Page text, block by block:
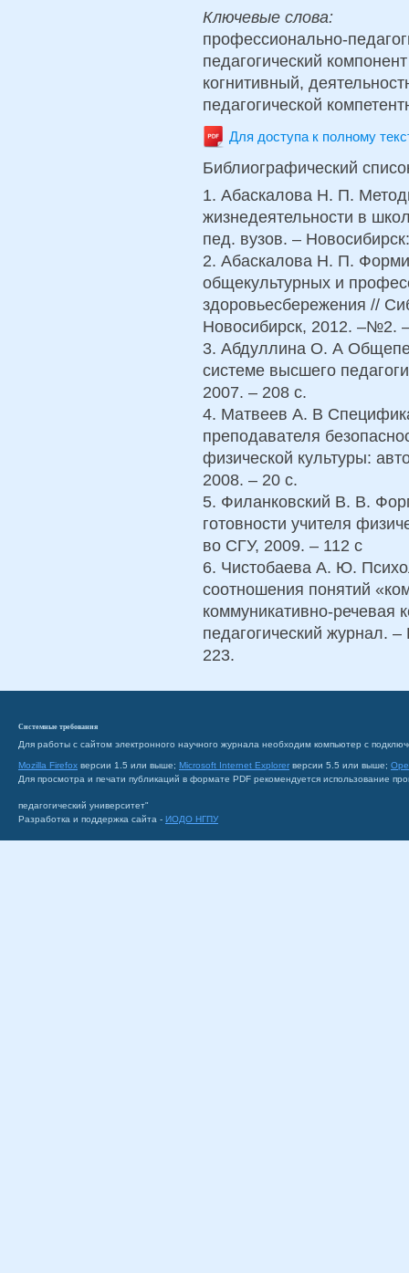
Ключевые слова:
профессионально-
педагогический
когнитивный,
педагогической
Для доступа к полному
Библиографический
1. Абаскалова Н. П.
жизнедеятельности в
пед. вузов. –
2. Абаскалова Н. П.
общекультурных и
здоровьесбережения //
Новосибирск, 2012. –№2.
3. Абдуллина О. А
системе высшего
2007. – 208 с.
4. Матвеев А. В
преподавателя
физической культуры:
2008. – 20 с.
5. Филанковский В. В.
готовности учителя
во СГУ, 2009. – 112 с
6. Чистобаева А. Ю.
соотношения понятий
коммуникативно-речевая
педагогический журнал.
223.
Системные требования
Для работы с сайтом электронного научного журнала необходим компьютер с
Mozilla Firefox версии 1.5 или выше; Microsoft Internet Explorer версии 5.5 или выше;
Для просмотра и печати публикаций в формате PDF рекомендуется использование
педагогический университет"
Разработка и поддержка сайта - ИОДО НГПУ